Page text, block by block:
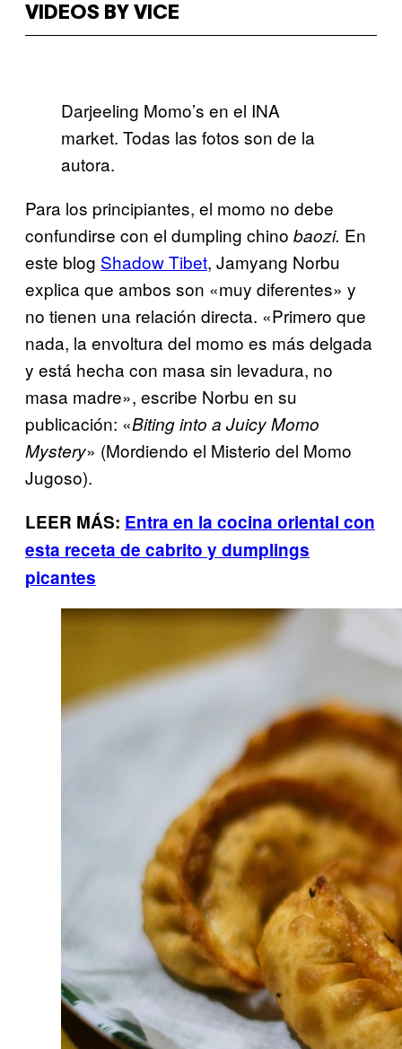
VIDEOS BY VICE
Darjeeling Momo’s en el INA
market. Todas las fotos son de la
autora.
Para los principiantes, el momo no debe
confundirse con el dumpling chino baozi. En
este blog Shadow Tibet, Jamyang Norbu
explica que ambos son «muy diferentes» y
no tienen una relación directa. «Primero que
nada, la envoltura del momo es más delgada
y está hecha con masa sin levadura, no
masa madre», escribe Norbu en su
publicación: «Biting into a Juicy Momo
Mystery» (Mordiendo el Misterio del Momo
Jugoso).
LEER MÁS: Entra en la cocina oriental con
esta receta de cabrito y dumplings
picantes